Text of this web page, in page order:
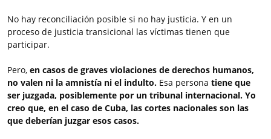
No hay reconciliación posible si no hay justicia. Y en un
proceso de justicia transicional las víctimas tienen que
participar.
Pero, en casos de graves violaciones de derechos humanos,
no valen ni la amnistía ni el indulto. Esa persona tiene que
ser juzgada, posiblemente por un tribunal internacional. Yo
creo que, en el caso de Cuba, las cortes nacionales son las
que deberían juzgar esos casos.